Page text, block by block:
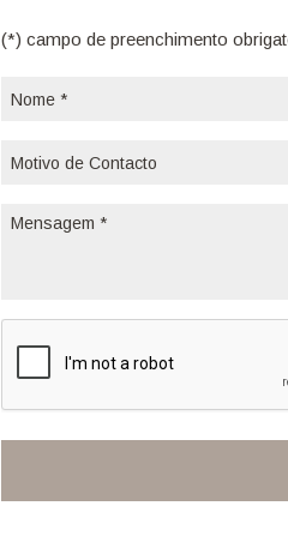
(*) campo de preenchimento